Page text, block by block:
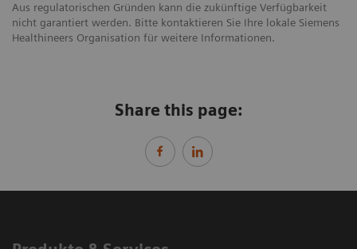
Aus regulatorischen Gründen kann die zukünftige Verfügbarkeit
nicht garantiert werden. Bitte kontaktieren Sie Ihre lokale Siemens
Healthineers Organisation für weitere Informationen.
Share this page: